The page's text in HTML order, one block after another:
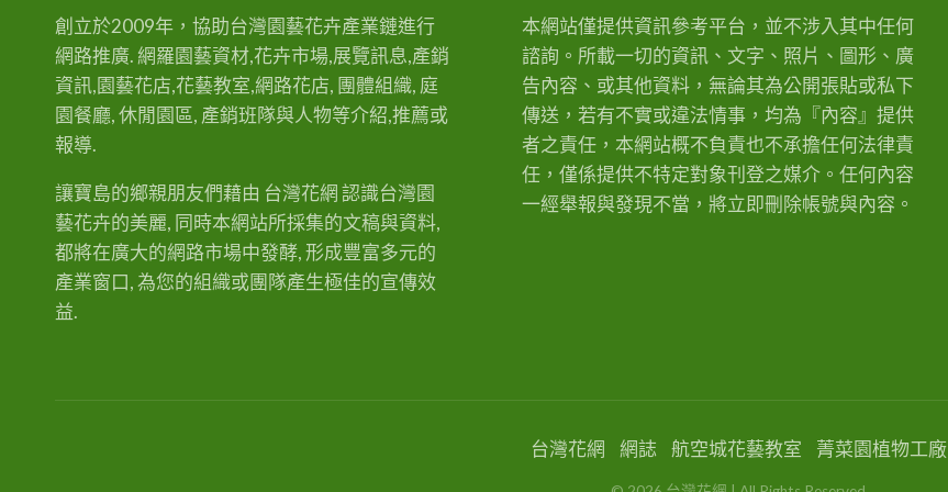
工房 (艾杜花坊) 地址：高雄市小港區桂陽
路304號 服務時間：AM 09:00 ~ PM 18:00
幸福客服專線：0971-121407 ps:常外出
送花，請直撥手機0971-121-407洽詢(勿
撥傳真電話)，以免漏接您的來電喔，造成
不便，敬請…
房
(
杜
花
坊
)
創立於2009年，協助台灣園藝花卉產業鏈進行
網路推廣. 網羅園藝資材,花卉市場,展覽訊息,產銷
資訊,園藝花店,花藝教室,網路花店, 團體組織, 庭
園餐廳, 休閒園區, 產銷班隊與人物等介紹,推薦或
報導.
讓寶島的鄉親朋友們藉由 台灣花網 認識台灣園
藝花卉的美麗, 同時本網站所採集的文稿與資料,
都將在廣大的網路市場中發酵, 形成豐富多元的
產業窗口, 為您的組織或團隊產生極佳的宣傳效
益.
本網站僅提供資訊參考平台，並不涉入其中任何
諮詢。所載一切的資訊、文字、照片、圖形、廣
告內容、或其他資料，無論其為公開張貼或私下
傳送，若有不實或違法情事，均為『內容』提供
者之責任，本網站概不負責也不承擔任何法律責
任，僅係提供不特定對象刊登之媒介。任何內容
一經舉報與發現不當，將立即刪除帳號與內容。
台灣花網 網誌 航空城花藝教室 菁菜園植物工廠